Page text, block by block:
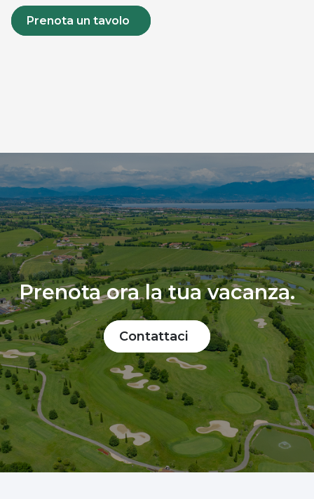
Prenota un tavolo
Prenota ora la tua vacanza.
Contattaci